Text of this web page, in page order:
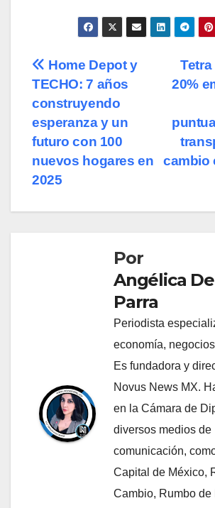
Navegación
de
entradas
20%
cambio
Home Depot y
TECHO: 7 años
construyendo
esperanza y un
futuro con 100
nuevos hogares en
2025
Por
Angélica
Parra
Periodista
economía,
Es fundadora y
Novus News MX.
en la Cámara de
diversos medios de
comunicación,
Capital de México,
Cambio, Rumbo de